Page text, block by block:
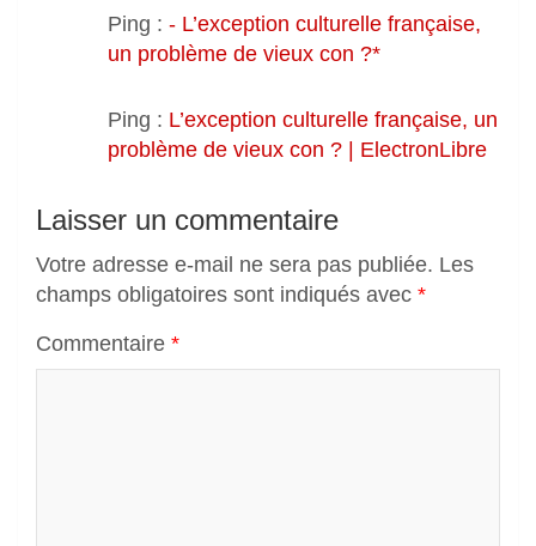
Ping : - L’exception culturelle française,
un problème de vieux con ?*
Ping : L’exception culturelle française, un
problème de vieux con ? | ElectronLibre
Laisser un commentaire
Votre adresse e-mail ne sera pas publiée. Les
champs obligatoires sont indiqués avec *
Commentaire *